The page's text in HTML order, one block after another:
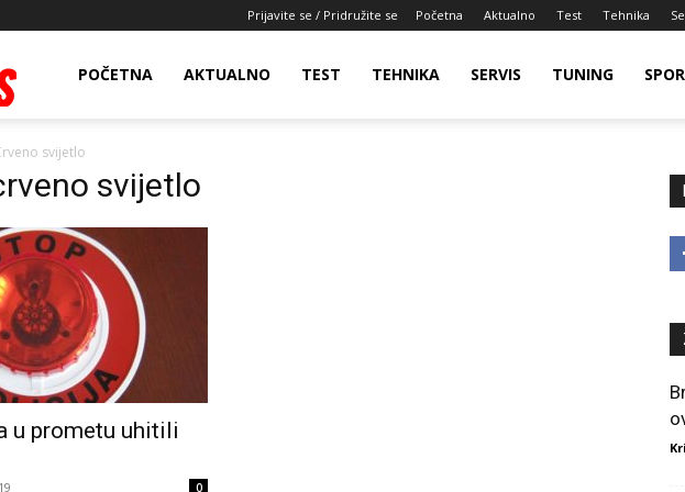
Prijavite se / Pridružite se Početna Aktualno Test Tehnika
AutopressHRPOČETNA AKTUALNO TEST TEHNIKA SERVIS TUNING
svijetlo
svijetlo
u prometu uhitili
0